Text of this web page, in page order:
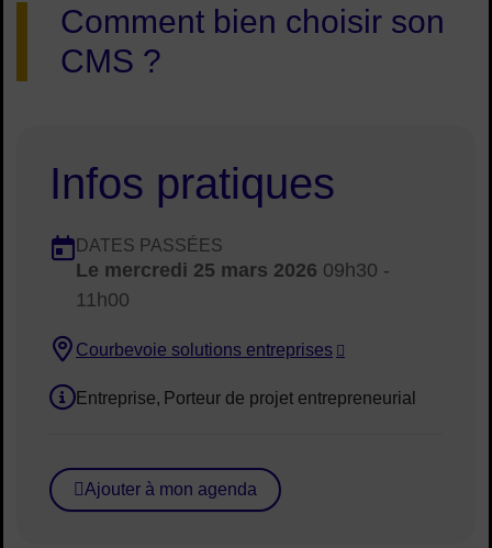
Comment bien choisir son
CMS ?
Infos pratiques
Dates en cours
DATES PASSÉES
Le mercredi 25 mars 2026 09h30 -
11h00
Lieu :
Courbevoie solutions entreprises
Public concerné :
Entreprise Porteur de projet entrepreneurial
Ajouter à mon agenda